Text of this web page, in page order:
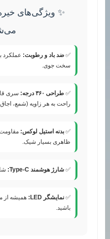
✨ ویژگی‌های
✅ ضد باد و رطوبت: عملکرد
سخت جوی.
✅ طراحی ۳۶۰ درجه:
سری
راحت به هر زاویه (شمع،
✅ بدنه استیل لوکس: مقاومت
ظاهری بسیار شیک.
✅ شارژ هوشمند Type-C:
✅ نمایشگر LED:
همیشه از
باشید.